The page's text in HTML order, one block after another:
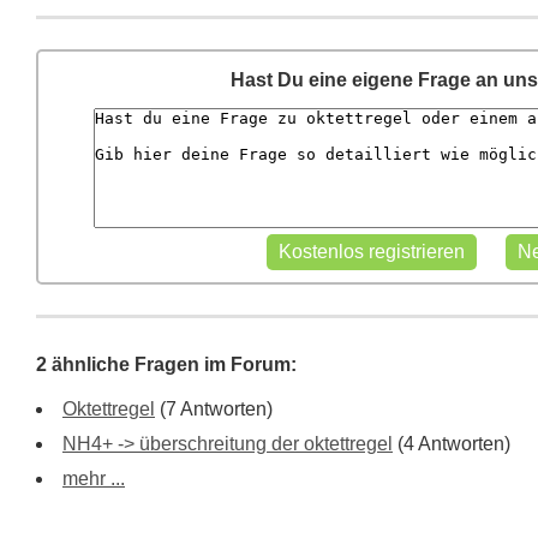
Hast Du eine eigene Frage an
2 ähnliche Fragen im Forum:
Oktettregel (7 Antworten)
NH4+ -> überschreitung der oktettregel (4 Antworten)
mehr ...